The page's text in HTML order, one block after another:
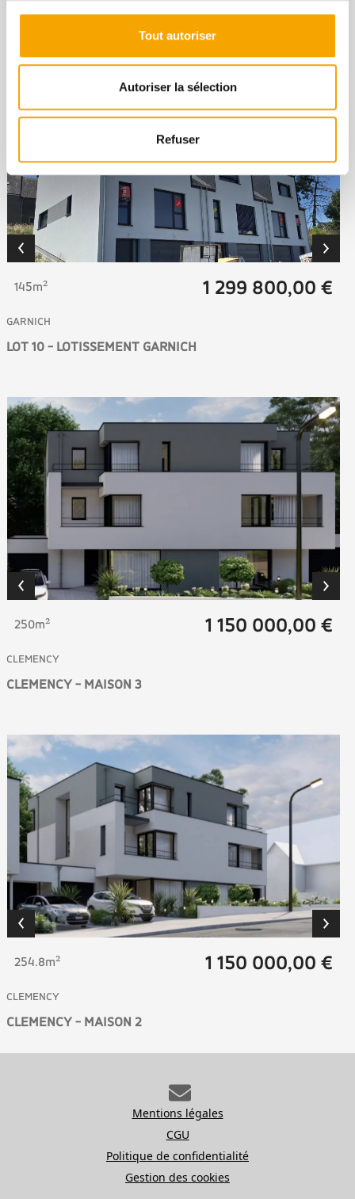
Tout autoriser
Autoriser la sélection
Refuser
NOS BIENS SIMILAIRES
145m² 1 299 800,00 €
GARNICH
LOT 10 - LOTISSEMENT GARNICH
250m² 1 150 000,00 €
CLEMENCY
CLEMENCY - MAISON 3
254.8m² 1 150 000,00 €
CLEMENCY
CLEMENCY - MAISON 2
Mentions légales
CGU
Politique de confidentialité
Gestion des cookies